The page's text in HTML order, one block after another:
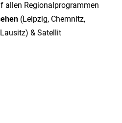
allen Regionalprogrammen
(Leipzig, Chemnitz,
& Satellit